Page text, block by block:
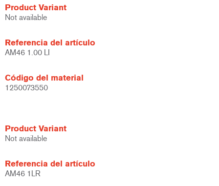
Product Variant
Not available
Referencia del artículo
AM46 1.00 LI
Código del material
1250073550
Product Variant
Not available
Referencia del artículo
AM46 1LR